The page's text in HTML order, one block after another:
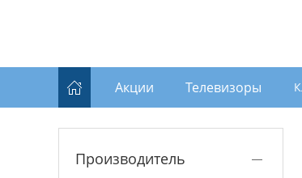
Акции Телевизоры
Производитель